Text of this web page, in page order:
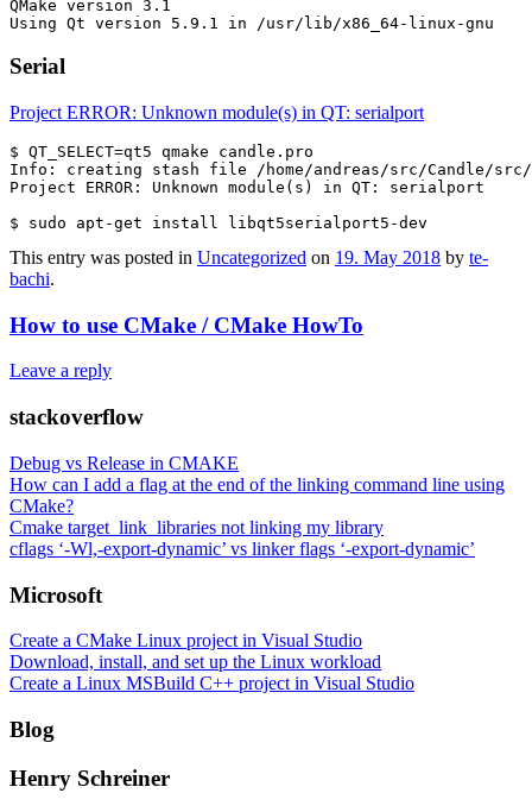
QMake version 3.1
Serial
Project ERROR: Unknown module(s) in QT: serialport
$ QT_SELECT=qt5 qmake candle.pro
Info: creating stash file /home/andreas/src/Candle/src/
Project ERROR: Unknown module(s) in QT: serialport
This entry was posted in Uncategorized on 19. May 2018 by te-
bachi.
How to use CMake / CMake HowTo
Leave a reply
stackoverflow
Debug vs Release in CMAKE
How can I add a flag at the end of the linking command line using
CMake?
Cmake target_link_libraries not linking my library
cflags ‘-Wl,-export-dynamic’ vs linker flags ‘-export-dynamic’
Microsoft
Create a CMake Linux project in Visual Studio
Download, install, and set up the Linux workload
Create a Linux MSBuild C++ project in Visual Studio
Blog
Henry Schreiner